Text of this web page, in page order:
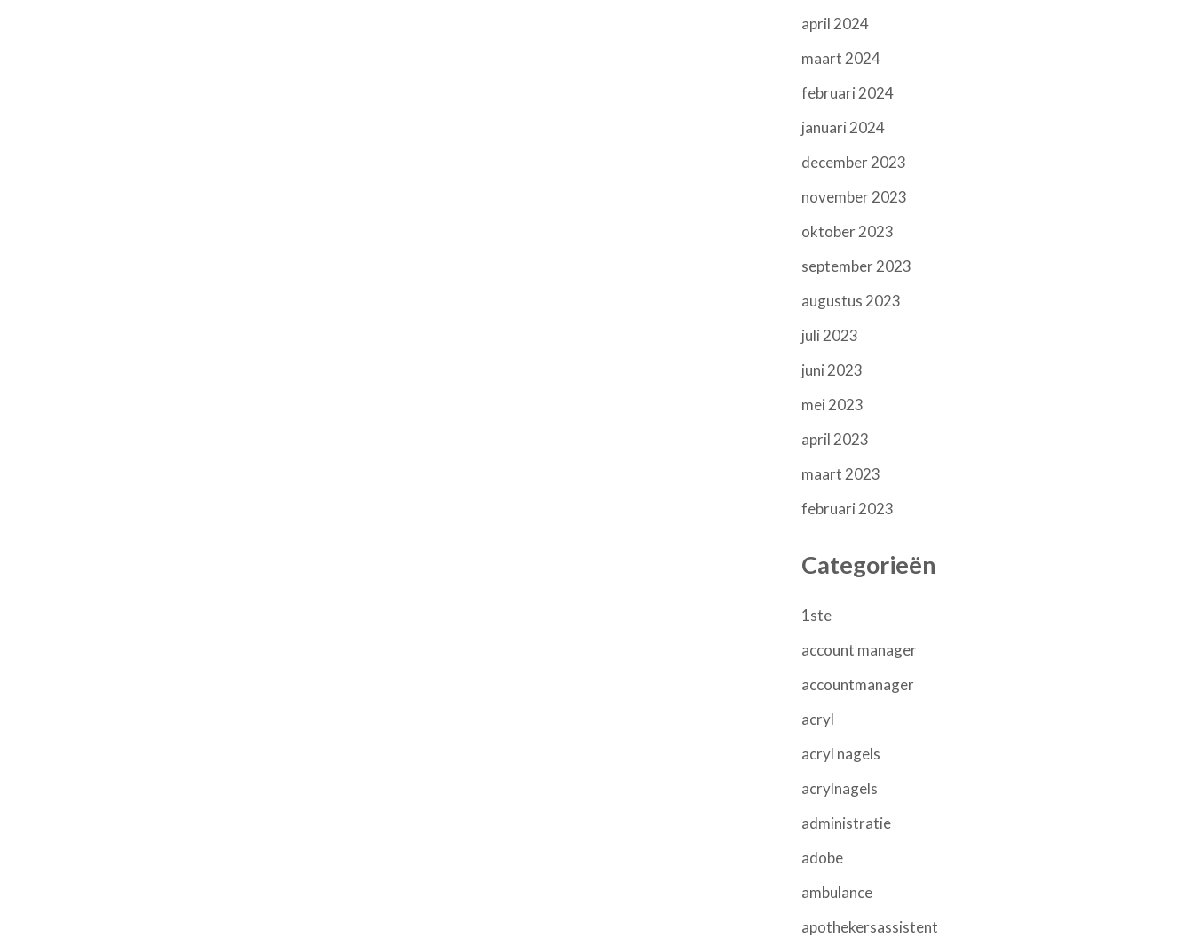
april 2024
maart 2024
februari 2024
januari 2024
december 2023
november 2023
oktober 2023
september 2023
augustus 2023
juli 2023
juni 2023
mei 2023
april 2023
maart 2023
februari 2023
Categorieën
1ste
account manager
accountmanager
acryl
acryl nagels
acrylnagels
administratie
adobe
ambulance
apothekersassistent